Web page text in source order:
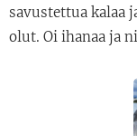
savustettua kalaa
olut. Oi ihanaa ja